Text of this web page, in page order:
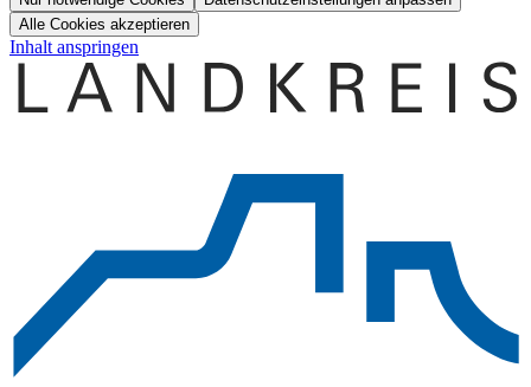
Alle Cookies akzeptieren
Inhalt anspringen